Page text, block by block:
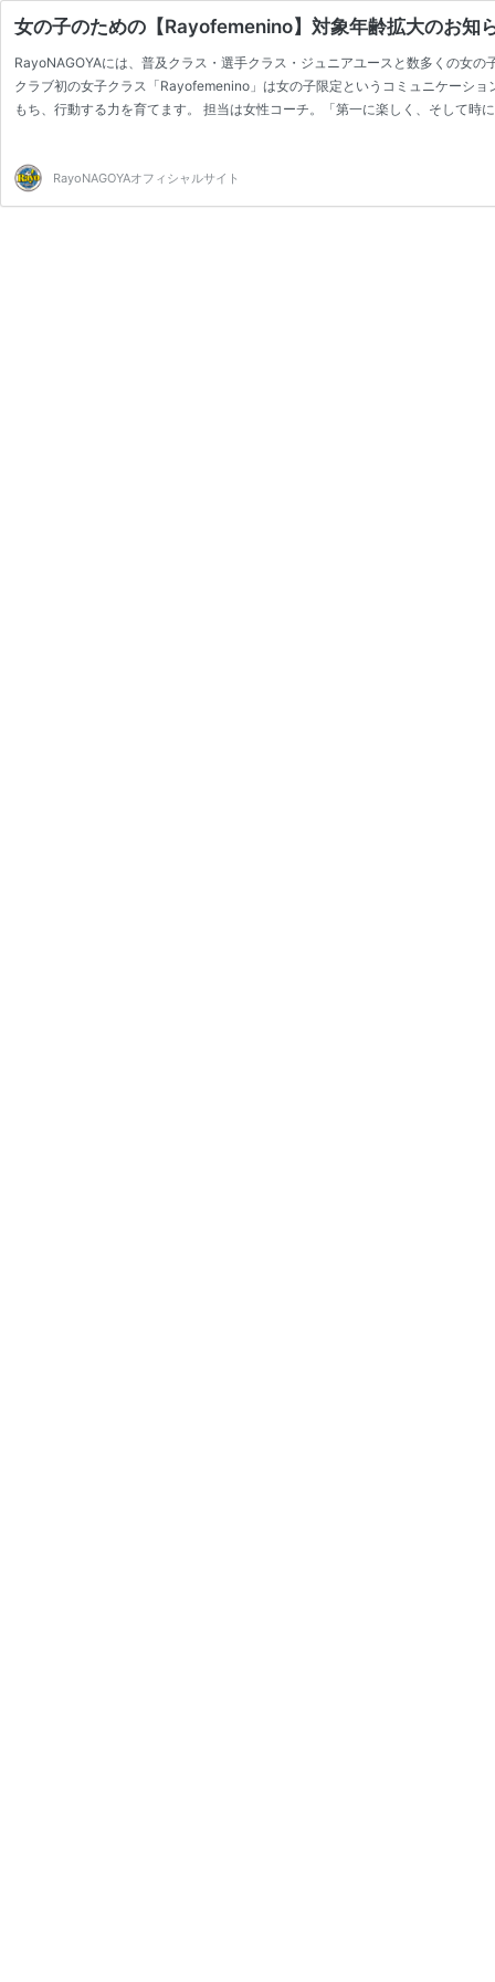
女の子のための【Rayofemenino】対象年齢拡大のお知
RayoNAGOYAには、普及クラス・選手クラス・ジュニアユースと数多くの女
クラブ初の女子クラス「Rayofemenino」は女の子限定というコミュニケーシ
もち、行動する力を育てます。 担当は女性コーチ。「第一に楽しく、そして
RayoNAGOYAオフィシャルサイト